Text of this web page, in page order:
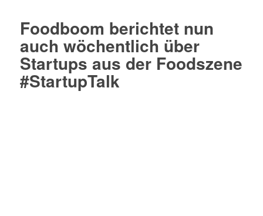
Foodboom berichtet nun
auch wöchentlich über
Startups aus der Foodszene
#StartupTalk